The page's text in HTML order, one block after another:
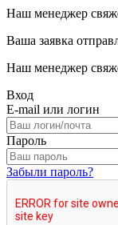
Наш менеджер
Ваша заявка
Наш менеджер
Вход
E-mail или логин
Пароль
Забыли пароль?